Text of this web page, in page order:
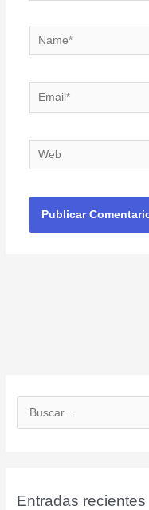
Name*
Email*
Web
u
a
Entradas recientes